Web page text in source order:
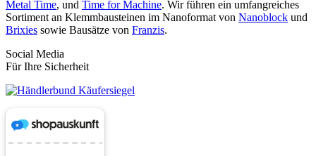
Metal Time, und Time for Machine. Wir führen ein umfangreiches
Sortiment an Klemmbausteinen im Nanoformat von Nanoblock und
Brixies sowie Bausätze von Franzis.
Social Media
Für Ihre Sicherheit